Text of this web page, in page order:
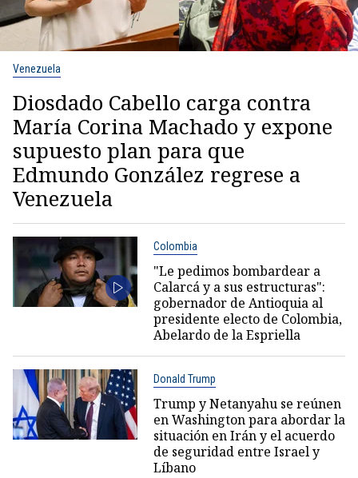
Venezuela
Diosdado Cabello carga contra
María Corina Machado y expone
supuesto plan para que
Edmundo González regrese a
Venezuela
Colombia
"Le pedimos bombardear a
Calarcá y a sus estructuras":
gobernador de Antioquia al
presidente electo de Colombia,
Abelardo de la Espriella
Donald Trump
Trump y Netanyahu se reúnen
en Washington para abordar la
situación en Irán y el acuerdo
de seguridad entre Israel y
Líbano